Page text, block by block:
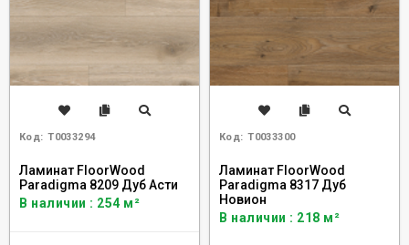
Код: Т0033294
Ламинат FloorWood
Paradigma 8209 Дуб Асти
В наличии : 254 м²
Код: Т0033300
Ламинат FloorWood
Paradigma 8317 Дуб
Новион
В наличии : 218 м²